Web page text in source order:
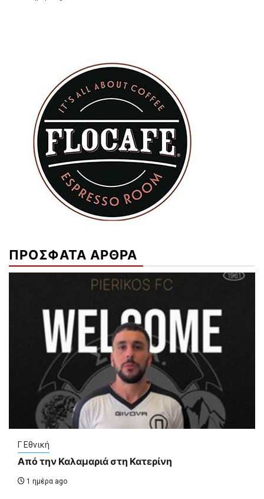
ΠΡΟΣΦΑΤΑ ΑΡΘΡΑ
Γ Εθνική
Από την Καλαμαριά στη Κατερίνη
1 ημέρα ago